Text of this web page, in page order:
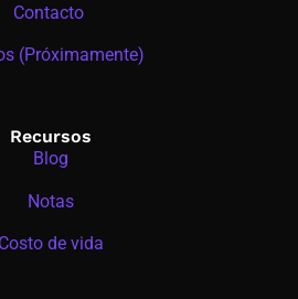
Contacto
(Próximamente)
Recursos
Blog
Notas
Costo de vida